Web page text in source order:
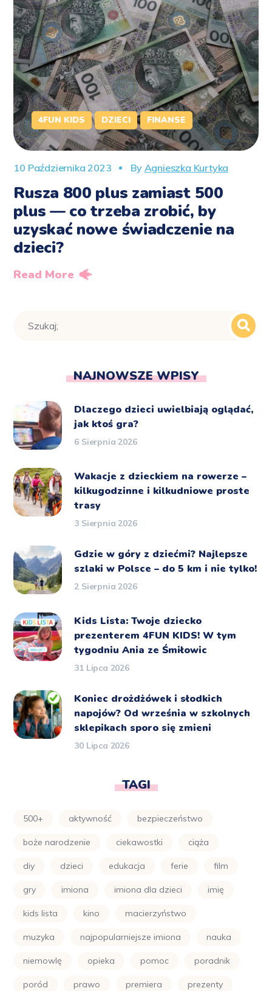
4FUN KIDS DZIECI FINANSE
10 Października 2023 By Agnieszka Kurtyka
Rusza 800 plus zamiast 500
plus — co trzeba zrobić, by
uzyskać nowe świadczenie na
dzieci?
Read More
NAJNOWSZE WPISY
Dlaczego dzieci uwielbiają oglądać,
jak ktoś gra?
6 Sierpnia 2026
Wakacje z dzieckiem na rowerze –
kilkugodzinne i kilkudniowe proste
trasy
3 Sierpnia 2026
Gdzie w góry z dziećmi? Najlepsze
szlaki w Polsce – do 5 km i nie tylko!
2 Sierpnia 2026
Kids Lista: Twoje dziecko
prezenterem 4FUN KIDS! W tym
tygodniu Ania ze Śmiłowic
31 Lipca 2026
Koniec drożdżówek i słodkich
napojów? Od września w szkolnych
sklepikach sporo się zmieni
30 Lipca 2026
TAGI
500+ aktywność bezpieczeństwo
boże narodzenie ciekawostki ciąża
diy dzieci edukacja ferie film
gry imiona imiona dla dzieci imię
kids lista kino macierzyństwo
muzyka najpopularniejsze imiona nauka
niemowlę opieka pomoc poradnik
poród prawo premiera prezenty